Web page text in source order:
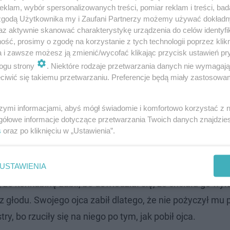
się nie stało -opowiada w reportażu były policjant.
emocji
Opowiadał o rodzinie, emocjonalnych
pieniędzy, pożyczał je od ojca, siostra
materiale telewizyjnym.
konkubinę zabił, bo dowiedział się, że chciała go
Swojego ojca zabił dlatego, że nie pożyczył mu
bo rzuciły się na niego po tym, jak pobił ojca.
wybór spersonalizowanych treści, pomiar reklam i treści,
Użytkownika my i Zaufani Partnerzy możemy używać
aktywnie skanować charakterystykę urządzenia do celów
prosimy o zgodę na korzystanie z tych technologii poprzez
i zawsze możesz ją zmienić/wycofać klikając przycisk ustawień
strony
. Niektóre rodzaje przetwarzania danych nie
się takiemu przetwarzaniu. Preferencje będą miały
informacjami, abyś mógł świadomie i komfortowo korzystać z
informacje dotyczące przetwarzania Twoich danych
oraz po kliknięciu w „Ustawienia”.
USTAWIENIA